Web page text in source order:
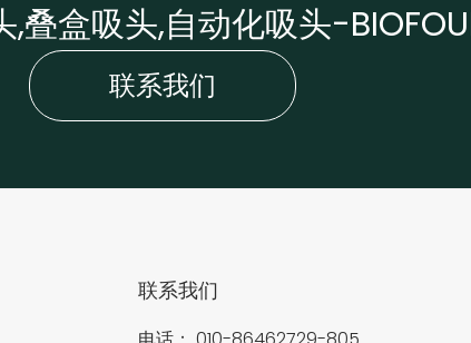
叠盒吸头,自动化吸头-
联系我们
联系我们